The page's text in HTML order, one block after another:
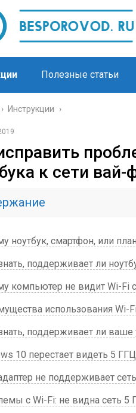
Полезные статьи
› Инструкции ›
к сети вай-
ноутбук, смартфон, или
поддерживает ли
компьютер не видит Wi-Fi
использования Wi-Fi
поддерживает ли ваше
10 перестает видеть 5
не поддерживает
с Wi-Fi: не видна сеть 5